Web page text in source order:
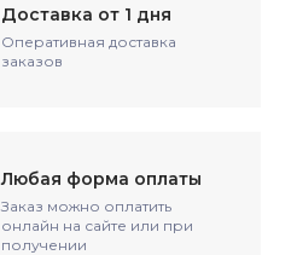
Доставка от 1 дня
Оперативная доставка
заказов
Любая форма оплаты
Заказ можно оплатить
онлайн на сайте или при
получении